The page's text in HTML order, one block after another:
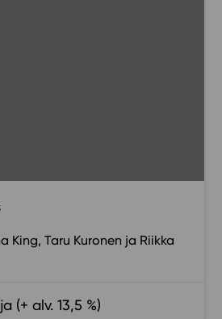
King Taru Kuronen
Riikka
(+ alv. 13,5 %)